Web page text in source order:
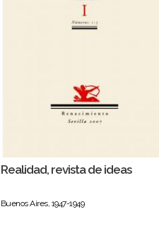
Realidad, revista de ideas
Buenos Aires, 1947-1949